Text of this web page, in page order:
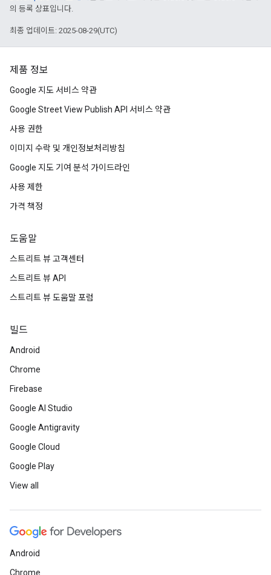
의 등록 상표입니다.
최종 업데이트: 2025-08-29(UTC)
제품 정보
Google 지도 서비스 약관
Google Street View Publish API 서비스 약관
사용 권한
이미지 수락 및 개인정보처리방침
Google 지도 기여 분석 가이드라인
사용 제한
가격 책정
도움말
스트리트 뷰 고객센터
스트리트 뷰 API
스트리트 뷰 도움말 포럼
빌드
Android
Chrome
Firebase
Google AI Studio
Google Antigravity
Google Cloud
Google Play
View all
Android
Chrome